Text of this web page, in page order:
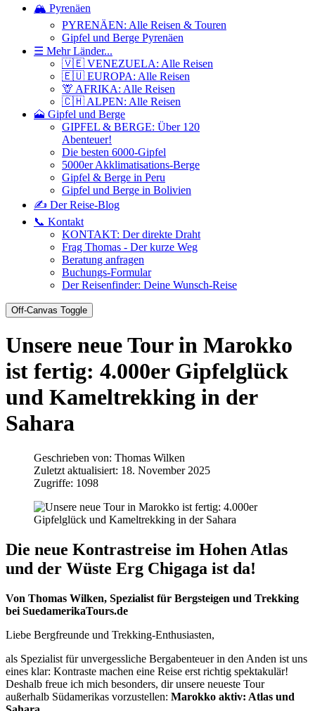
🏔️ Pyrenäen
PYRENÄEN: Alle Reisen & Touren
Gipfel und Berge Pyrenäen
☰ Mehr Länder...
🇻🇪 VENEZUELA: Alle Reisen
🇪🇺 EUROPA: Alle Reisen
🦒 AFRIKA: Alle Reisen
🇨🇭 ALPEN: Alle Reisen
🗻 Gipfel und Berge
GIPFEL & BERGE: Über 120
Abenteuer!
Die besten 6000-Gipfel
5000er Akklimatisations-Berge
Gipfel & Berge in Peru
Gipfel und Berge in Bolivien
✍️ Der Reise-Blog
📞 Kontakt
KONTAKT: Der direkte Draht
Frag Thomas - Der kurze Weg
Beratung anfragen
Buchungs-Formular
Der Reisenfinder: Deine Wunsch-Reise
Off-Canvas Toggle
Unsere neue Tour in Marokko
ist fertig: 4.000er Gipfelglück
und Kameltrekking in der
Sahara
Geschrieben von: Thomas Wilken
Zuletzt aktualisiert: 18. November 2025
Zugriffe: 1098
Die neue Kontrastreise im Hohen Atlas
und der Wüste Erg Chigaga ist da!
Von Thomas Wilken, Spezialist für Bergsteigen und Trekking
bei SuedamerikaTours.de
Liebe Bergfreunde und Trekking-Enthusiasten,
als Spezialist für unvergessliche Bergabenteuer in den Anden ist uns
eines klar: Kontraste machen eine Reise erst richtig spektakulär!
Deshalb freue ich mich besonders, dir unsere neueste Tour
außerhalb Südamerikas vorzustellen: Marokko aktiv: Atlas und